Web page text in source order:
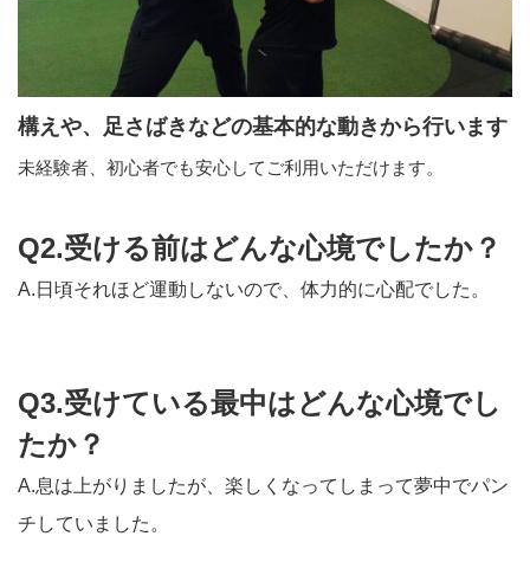
構えや、足さばきなどの基本的な動きから行います
未経験者、初心者でも安心してご利用いただけます。
Q2.受ける前はどんな心境でしたか？
A.日頃それほど運動しないので、体力的に心配でした。
Q3.受けている最中はどんな心境でし
たか？
A.息は上がりましたが、楽しくなってしまって夢中でパン
チしていました。